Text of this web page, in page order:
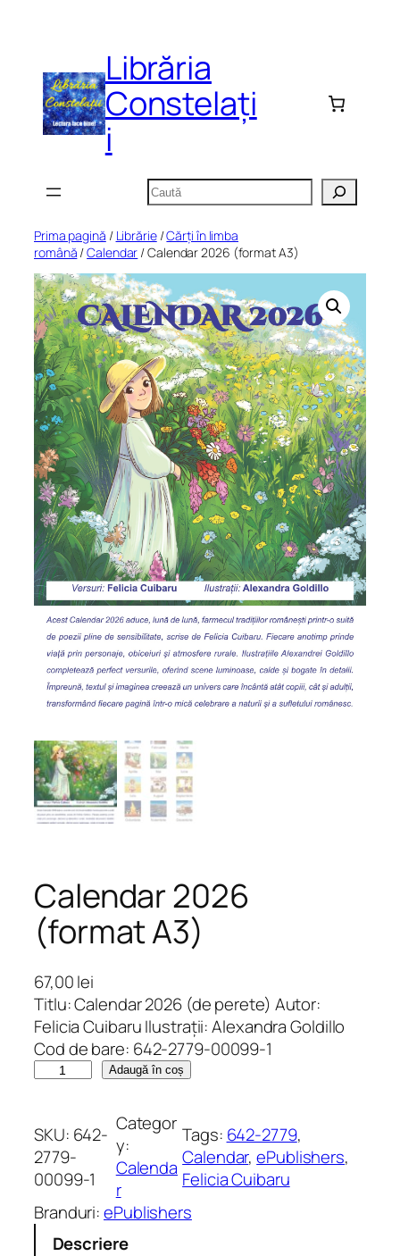
Librăria
Constelați
i
Caută
Prima pagină / Librărie/Cărți în limba
română /Calendar / Calendar 2026 (format A3)
Calendar 2026
(format A3)
67,00lei
Titlu: Calendar 2026 (de perete) Autor:
Felicia Cuibaru Ilustrații: Alexandra Goldillo
Cod de bare: 642-2779-00099-1
t
i
t
a
t
Adaugă în coș
SKU: 642-
2779-
00099-1
Categor
y:
Calenda
r
Tags: 642-2779
Calendar, ePublishers
Felicia Cuibaru
Branduri:ePublishers
Descriere